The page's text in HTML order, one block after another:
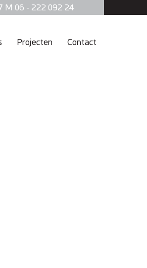
M 06 - 222 092 24
Projecten Contact